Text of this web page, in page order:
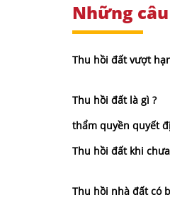
Những
Thu hồi đất vượt
Thu hồi đất là gì ?
thẩm quyền quyết
Thu hồi đất khi
Thu hồi nhà đất có